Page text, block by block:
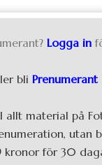
Logga in
bli Prenumerant
allt material på
utan
kronor för 30